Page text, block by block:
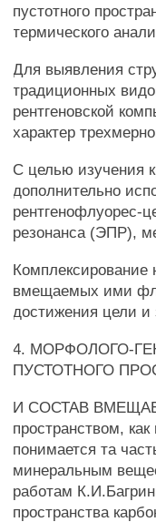
пустотного
термического
Для выявления
традиционных
рентгеновской
характер
С целью изучения
дополнительно
рентгенофлуорес-
резонанса (ЭПР),
Комплексирование
вмещаемых ими
достижения цели и
4. МОРФОЛОГО-
ПУСТОТНОГО
И СОСТАВ
пространством,
понимается та
минеральным
работам
пространства